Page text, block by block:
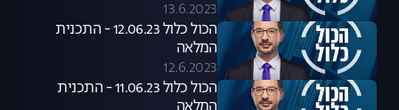
13.6.2023
הכול כלול 12.06.23 - התכנית
המלאה
12.6.2023
הכול כלול 11.06.23 - התכנית